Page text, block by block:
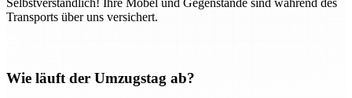
Transports über uns versichert.
Wie läuft der Umzugstag ab?